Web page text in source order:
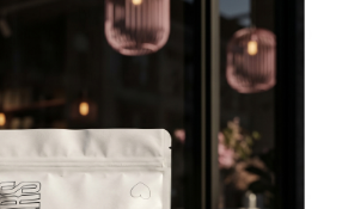
скидання пароля було надіслано на
прив'язану до вашого облікового
може зайняти кілька хвилин.
щонайменше 10 хвилин, перш ніж
перейдіть за посиланням у листі,